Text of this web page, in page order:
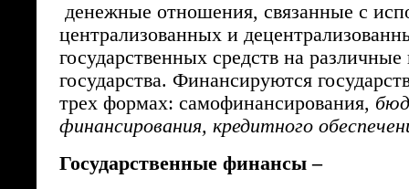
денежные отношения, связанные с
централизованных и
государственных средств на
государства. Финансируются
трех формах: самофинансирования,
финансирования, кредитного
Государственные финансы –